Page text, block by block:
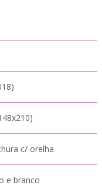
c/ orelha
e branco